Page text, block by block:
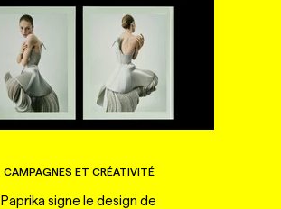
CAMPAGNES ET CRÉATIVITÉ
Paprika signe le design de